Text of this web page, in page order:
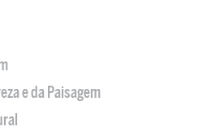
e da Paisagem